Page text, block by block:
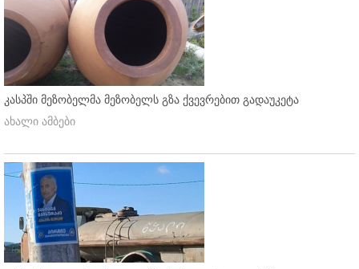
კასპში მეზობელმა მეზობელს გზა ქვევრებით გადაუკეტა
ახალი ამბები